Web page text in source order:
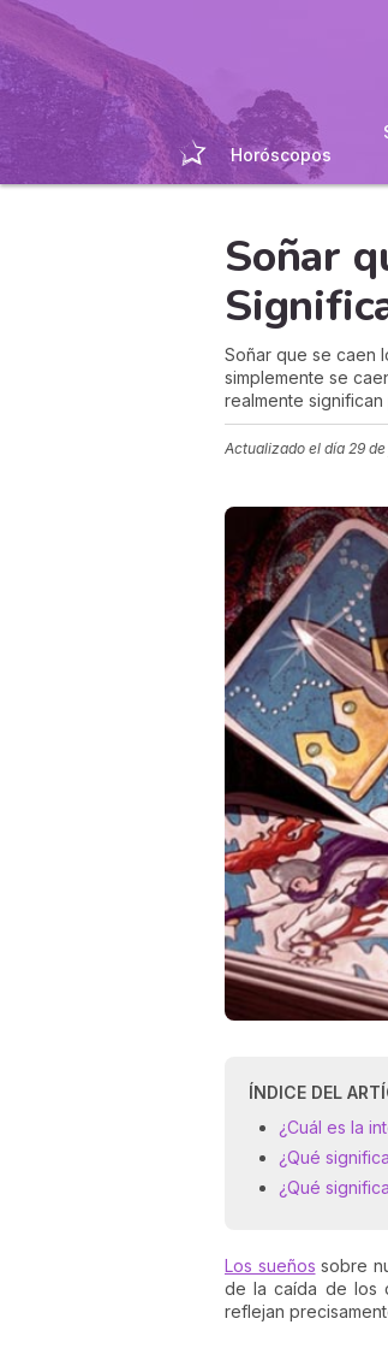
Horóscopos
Soñar
Soñar que se caen
simplemente se
realmente significan
Actualizado el día 29
ÍNDICE DEL
¿Cuál es la
¿Qué
¿Qué
Los sueños sobre
de la caída de los
reflejan